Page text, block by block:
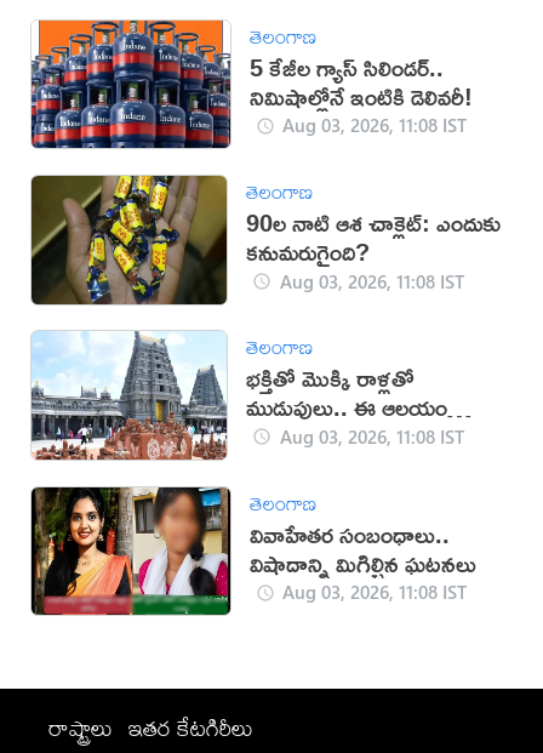
తెలంగాణ
5 కేజీల గ్యాస్ సిలిండర్..
నిమిషాల్లోనే ఇంటికి డెలివరీ!
Aug 03, 2026, 11:08 IST
తెలంగాణ
90ల నాటి ఆశ చాక్లెట్: ఎందుకు
కనుమరుగైంది?
Aug 03, 2026, 11:08 IST
తెలంగాణ
భక్తితో మొక్కి రాళ్లతో
ముడుపులు.. ఈ ఆలయం
గురించి తెలుసా?
Aug 03, 2026, 11:08 IST
తెలంగాణ
వివాహేతర సంబంధాలు..
విషాదాన్ని మిగిల్చిన ఘటనలు
Aug 03, 2026, 11:08 IST
రాష్ట్రాలు ఇతర కేటగిరీలు